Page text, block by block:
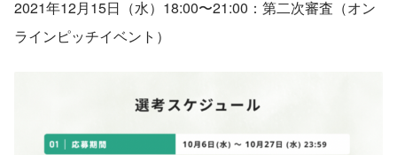
2021年12月15日（水）18:00〜21:00：第二次審査（オン
ラインピッチイベント）